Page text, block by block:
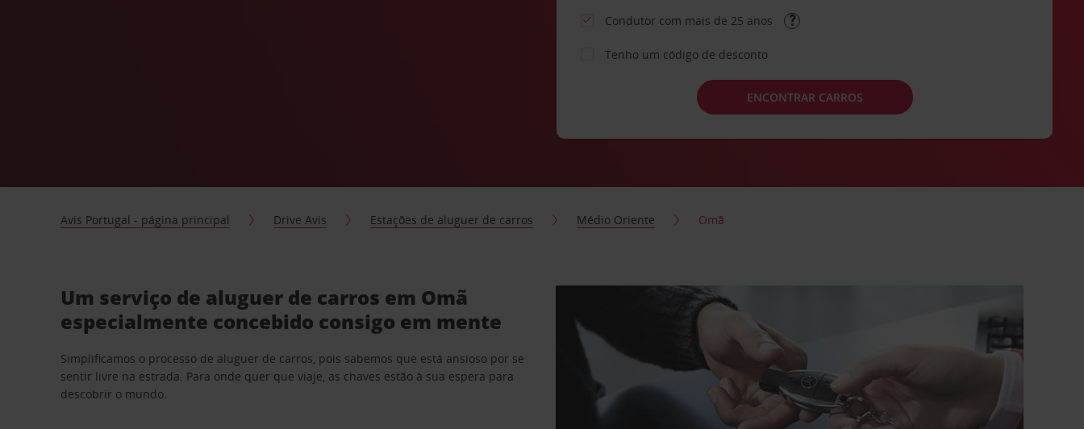
Condutor com mais de 25 anos
Tenho um código de desconto
ENCONTRAR CARROS
Avis Portugal - página principal Drive Avis Estações de aluguer de carros Médio Oriente Omã
Um serviço de aluguer de carros em Omã
especialmente concebido consigo em mente
Simplificamos o processo de aluguer de carros, pois sabemos que está ansioso por se
sentir livre na estrada. Para onde quer que viaje, as chaves estão à sua espera para
descobrir o mundo.